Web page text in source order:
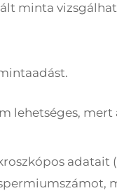
minta
lehetséges,